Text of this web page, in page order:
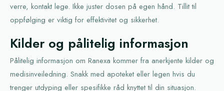
verre, kontakt lege. Ikke juster dosen på egen hånd. Tillit til
oppfølging er viktig for effektivitet og sikkerhet.
Kilder og pålitelig informasjon
Pålitelig informasjon om Ranexa kommer fra anerkjente kilder og
medisinveiledning. Snakk med apoteket eller legen hvis du
trenger utdyping eller spesifikke råd knyttet til din situasjon.